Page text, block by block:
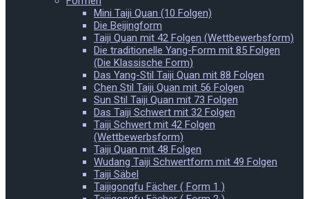
Mini Taiji Quan (10 Folgen)
Die Beijingform
Taiji Quan mit 42 Folgen (Wettbewerbsform)
Die traditionelle Yang-Form mit 85 Folgen
(Die Klassische Form)
Das Yang-Stil Taiji Quan mit 88 Folgen
Chen Stil Taiji Quan mit 56 Folgen
Sun Stil Taiji Quan mit 73 Folgen
Das Taiji Schwert mit 32 Folgen
Taiji Schwert mit 42 Folgen
(Wettbewerbsform)
Taiji Quan mit 48 Folgen
Wudang Taiji Schwertform mit 49 Folgen
Taiji Säbel
Taijigongfu Fächer ( Form 1 )